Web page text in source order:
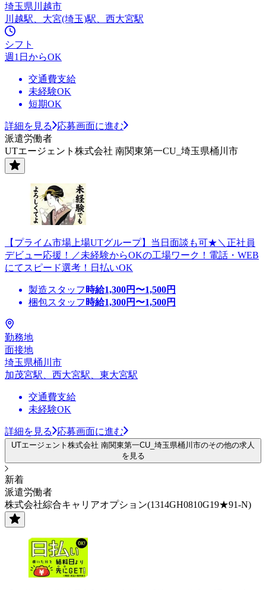
埼玉県川越市
川越駅、大宮(埼玉)駅、西大宮駅
シフト
週1日からOK
交通費支給
未経験OK
短期OK
詳細を見る
応募画面に進む
派遣労働者
UTエージェント株式会社 南関東第一CU_埼玉県桶川市
【プライム市場上場UTグループ】当日面談も可★＼正社員
デビュー応援！／未経験からOKの工場ワーク！電話・WEB
にてスピード選考！日払いOK
製造スタッフ 時給1,300円〜1,500円
梱包スタッフ 時給1,300円〜1,500円
勤務地
面接地
埼玉県桶川市
加茂宮駅、西大宮駅、東大宮駅
交通費支給
未経験OK
詳細を見る 応募画面に進む
UTエージェント株式会社 南関東第一CU_埼玉県桶川市のその他の求人
を見る
新着
派遣労働者
株式会社綜合キャリアオプション(1314GH0810G19★91-N)